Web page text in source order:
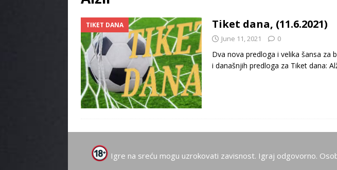
TIKET DANA Tiket dana, (11.6.2021)
June 11, 2021 0
Dva nova predloga i velika šansa za
i današnjih predloga za Tiket dana:
Igre na sreću mogu uzrokovati zavisnost. Igraj odgovorno.